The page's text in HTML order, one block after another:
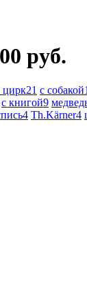
руб.
цирк21 с собакой
с книгой9
4 Th.Kärner4